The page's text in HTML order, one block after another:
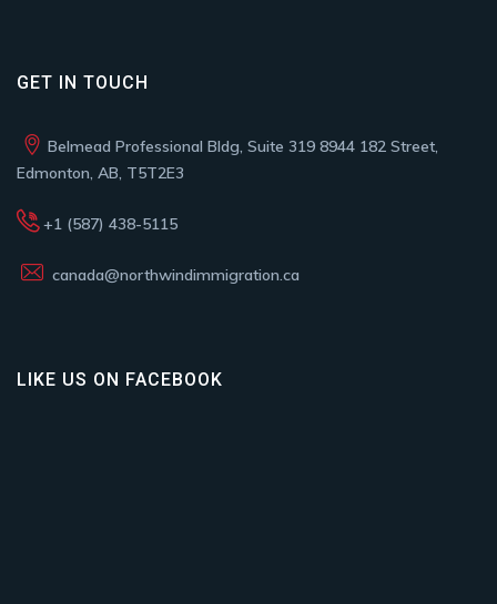
GET IN TOUCH
Belmead Professional Bldg, Suite 319 8944 182 Street,
Edmonton, AB, T5T2E3
+1 (587) 438-5115
canada@northwindimmigration.ca
LIKE US ON FACEBOOK